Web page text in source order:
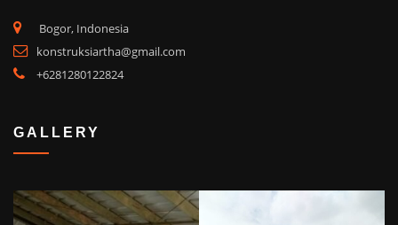
Bogor, Indonesia
konstruksiartha@gmail.com
+6281280122824
GALLERY